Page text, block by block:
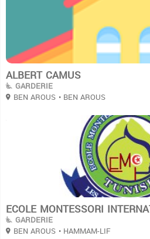
ALBERT CAMUS
GARDERIE
BEN AROUS • BEN AROUS
ECOLE MONTESSORI
GARDERIE
BEN AROUS • HAMMAM-LIF